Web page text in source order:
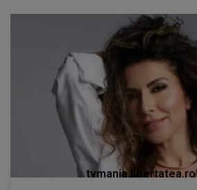
tvmania.libertatea.ro